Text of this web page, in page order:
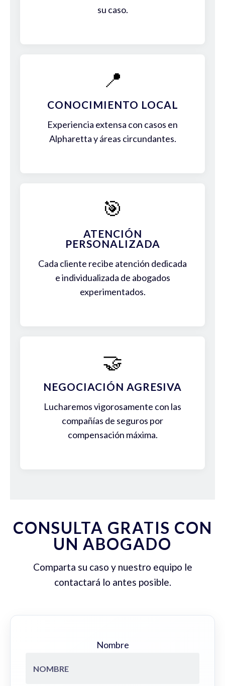
su caso.
📍
CONOCIMIENTO LOCAL
Experiencia extensa con casos en
Alpharetta y áreas circundantes.
🎯
ATENCIÓN
PERSONALIZADA
Cada cliente recibe atención dedicada
e individualizada de abogados
experimentados.
🤝
NEGOCIACIÓN AGRESIVA
Lucharemos vigorosamente con las
compañías de seguros por
compensación máxima.
CONSULTA GRATIS CON
UN ABOGADO
Comparta su caso y nuestro equipo le
contactará lo antes posible.
Nombre